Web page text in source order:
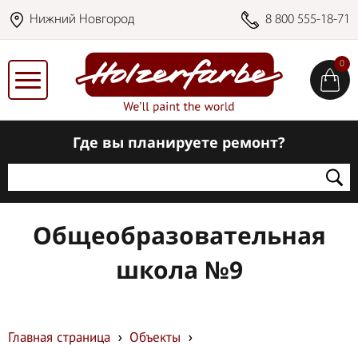
Нижний Новгород 8 800 555-18-71
0
Где вы планируете ремонт?
Общеобразовательная
школа №9
Главная страница
Объекты